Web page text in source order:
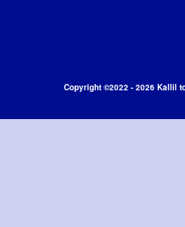
Copyright ©2022 - 2026 Kallil